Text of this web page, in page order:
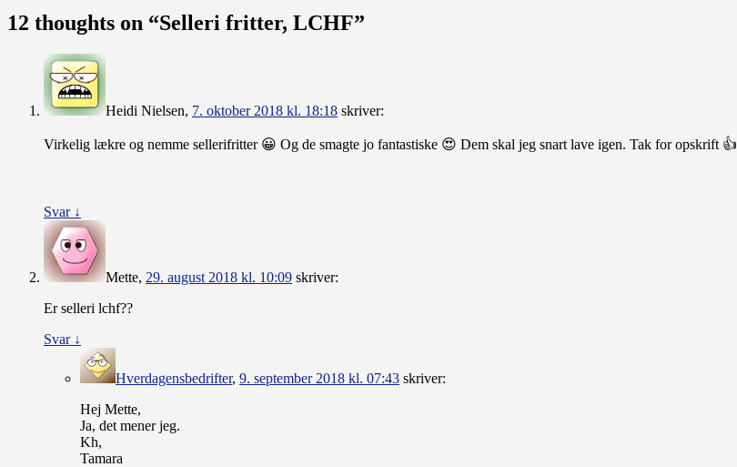
12 thoughts on “Selleri fritter, LCHF”
Heidi Nielsen, 7. oktober 2018 kl. 18:18 skriver:
Virkelig lækre og nemme sellerifritter 😀 Og de smagte jo fantastiske 😍 Dem skal jeg snart lave igen. Tak for opskrift 👍
Svar ↓
Mette, 29. august 2018 kl. 10:09 skriver:
Er selleri lchf??
Svar ↓
Hverdagensbedrifter, 9. september 2018 kl. 07:43 skriver:
Hej Mette,
Ja, det mener jeg.
Kh,
Tamara